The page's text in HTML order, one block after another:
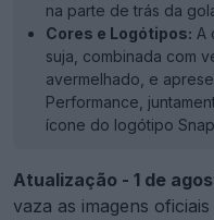
na parte de trás da
Cores e Logótipos: A
suja, combinada com
avermelhado, e
Performance,
ícone do logótipo
Atualização - 1 de
vaza as imagens